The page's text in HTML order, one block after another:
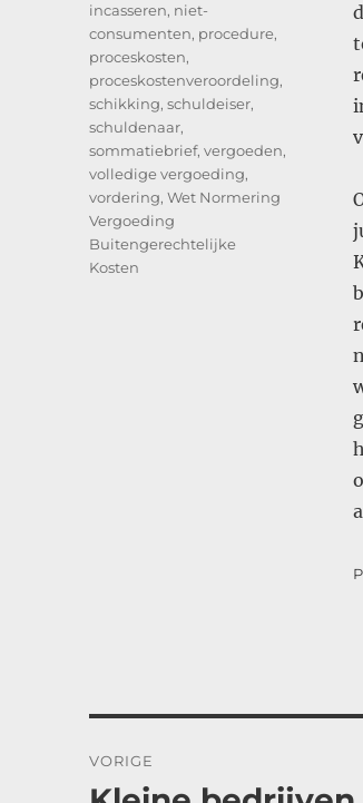
incasseren, niet-
consumenten, procedure,
proceskosten,
proceskostenveroordeling,
schikking,schuldeiser,
schuldenaar,
sommatiebrief,vergoeden,
volledige vergoeding,
vordering,Wet Normering
Vergoeding
Buitengerechtelijke
Kosten
navigatie
VORIGE
Vorig